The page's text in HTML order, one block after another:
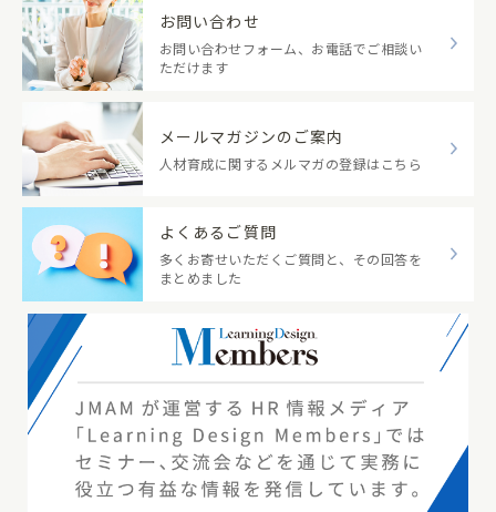
お問い合わせ
お問い合わせフォーム、お電話でご相談い
ただけます
メールマガジンのご案内
人材育成に関するメルマガの登録はこちら
よくあるご質問
多くお寄せいただくご質問と、その回答を
まとめました